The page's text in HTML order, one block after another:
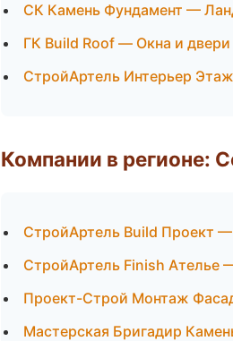
СК Камень Фундамент —
ГК Build Roof — Окна и двери
СтройАртель Интерьер
Компании в регионе:
СтройАртель Build Проект
СтройАртель Finish Ателье
Проект-Строй Монтаж
Мастерская Бригадир